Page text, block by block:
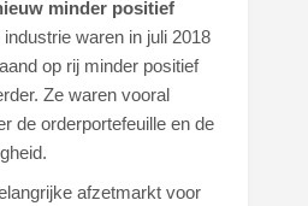
minder positief
waren in juli 2018
op rij minder positief
Ze waren vooral
de orderportefeuille en de
afzetmarkt voor